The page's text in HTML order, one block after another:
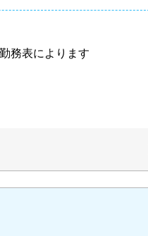
務表によります